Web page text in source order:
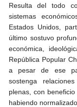
Resulta del todo
sistemas
Estados Unidos,
último sostuvo
económica,
República Popular
a pesar de ese
sostenga
plenas, con
habiendo